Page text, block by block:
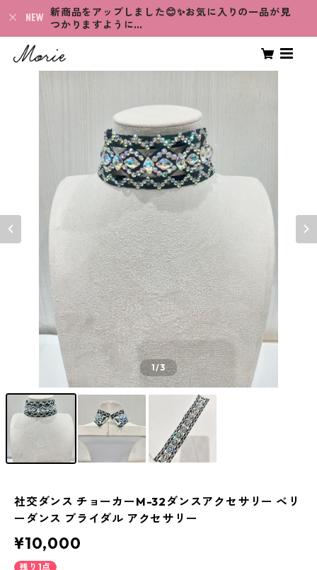
新商品をアップしました😊✨お気に入りの一品が見
つかりますように…
1/3
社交ダンス チョーカーM-32ダンスアクセサリー ベリ
ーダンス ブライダル アクセサリー
¥10,000
残り1点